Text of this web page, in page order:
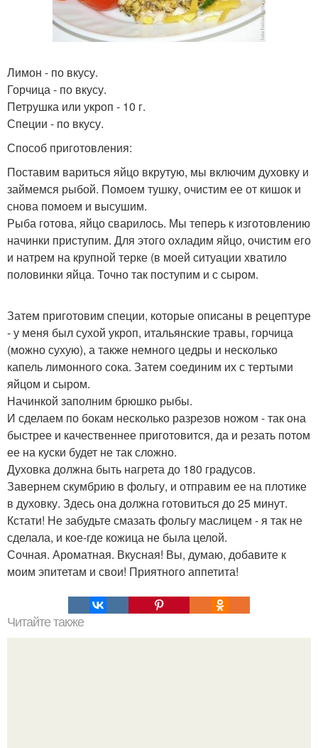
Лимон - по вкусу.
Горчица - по вкусу.
Петрушка или укроп - 10 г.
Специи - по вкусу.
Способ приготовления:
Поставим вариться яйцо вкрутую, мы включим духовку и
займемся рыбой. Помоем тушку, очистим ее от кишок и
снова помоем и высушим.
Рыба готова, яйцо сварилось. Мы теперь к изготовлению
начинки приступим. Для этого охладим яйцо, очистим его
и натрем на крупной терке (в моей ситуации хватило
половинки яйца. Точно так поступим и с сыром.
Затем приготовим специи, которые описаны в рецептуре
- у меня был сухой укроп, итальянские травы, горчица
(можно сухую), а также немного цедры и несколько
капель лимонного сока. Затем соединим их с тертыми
яйцом и сыром.
Начинкой заполним брюшко рыбы.
И сделаем по бокам несколько разрезов ножом - так она
быстрее и качественнее приготовится, да и резать потом
ее на куски будет не так сложно.
Духовка должна быть нагрета до 180 градусов.
Завернем скумбрию в фольгу, и отправим ее на плотике
в духовку. Здесь она должна готовиться до 25 минут.
Кстати! Не забудьте смазать фольгу маслицем - я так не
сделала, и кое-где кожица не была целой.
Сочная. Ароматная. Вкусная! Вы, думаю, добавите к
моим эпитетам и свои! Приятного аппетита!
Читайте также